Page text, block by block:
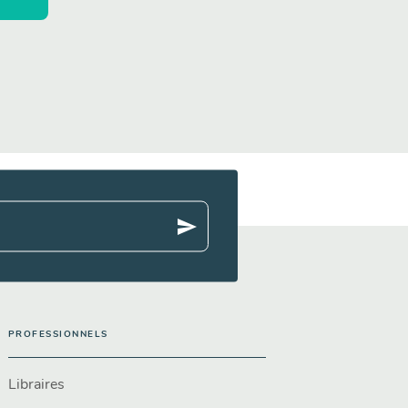
send
PROFESSIONNELS
Libraires